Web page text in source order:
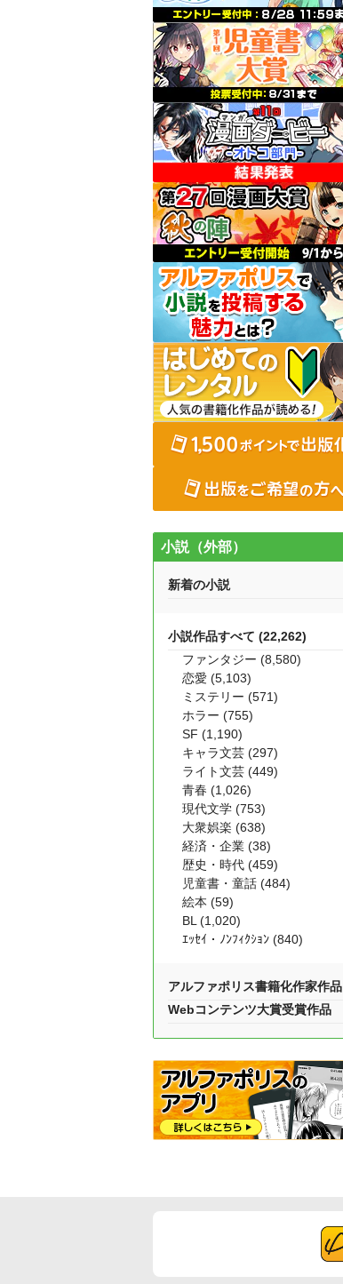
小説（外部）
新着の小説
小説作品すべて (22,262)
ファンタジー (8,580)
恋愛 (5,103)
ミステリー (571)
ホラー (755)
SF (1,190)
キャラ文芸 (297)
ライト文芸 (449)
青春 (1,026)
現代文学 (753)
大衆娯楽 (638)
経済・企業 (38)
歴史・時代 (459)
児童書・童話 (484)
絵本 (59)
BL (1,020)
ｴｯｾｲ・ﾉﾝﾌｨｸｼｮﾝ (840)
アルファポリス書籍化作家作品
Webコンテンツ大賞受賞作品